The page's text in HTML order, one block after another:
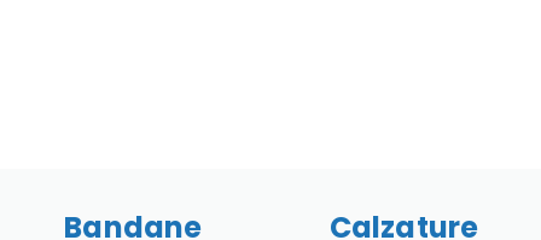
Bandane Calzature